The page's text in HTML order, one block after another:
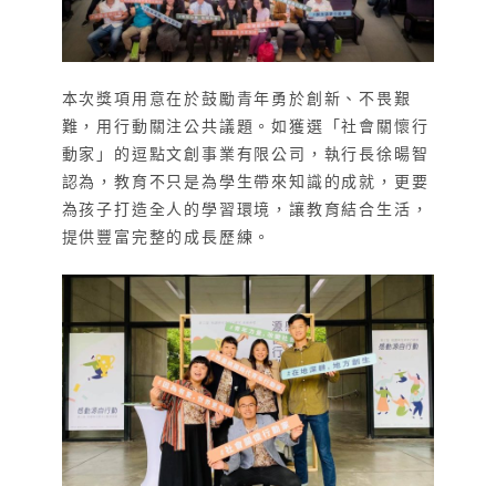
本次獎項用意在於鼓勵青年勇於創新、不畏艱
難，用行動關注公共議題。如獲選「社會關懷行
動家」的逗點文創事業有限公司，執行長徐暘智
認為，教育不只是為學生帶來知識的成就，更要
為孩子打造全人的學習環境，讓教育結合生活，
提供豐富完整的成長歷練。